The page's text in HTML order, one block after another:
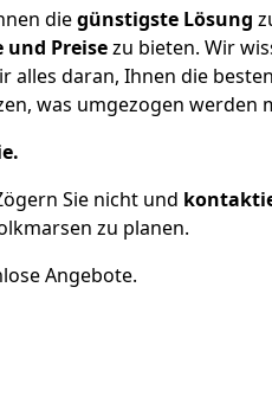
diegünstigste Lösung
und Preisezu bieten. Wir
daran, Ihnen die
was umgezogen werden
Sie nicht und
zu planen.
Angebote.